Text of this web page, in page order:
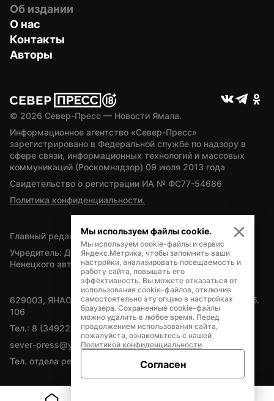
Об издании
О нас
Контакты
Авторы
© 2026 Север-Пресс — Новости Ямала.
Информационное агентство «Север-Пресс»
зарегистрировано в Федеральной службе по надзору в
сфере связи, информационных технологий и массовых
коммуникаций (Роскомнадзор) 09 июля 2013 года
Свидетельство о регистрации ИА № ФС77-54686
Политика конфиденциальности.
Главный редактор — А.Л. Поздеев
Учредитель: Департамент внутренней политики Ямало-
Ненецкого автономного округа
629003, ЯНАО, Салехард, мкр. Богдана Кнунянца, д.1, каб.
106
Тел.: 8 (34922) 71262
sever-press@yamal-media.ru
Тел. отдела рекламы: 8 (34922) 42728
Мы используем файлы cookie.
Мы используем cookie-файлы и сервис
Яндекс.Метрика, чтобы запомнить ваши
настройки, анализировать посещаемость и
работу сайта, повышать его
эффективность. Вы можете отказаться от
использования cookie-файлов, отключив
самостоятельно эту опцию в настройках
браузера. Сохраненные cookie-файлы
можно удалить в любое время. Перед
продолжением использования сайта,
пожалуйста, ознакомьтесь с нашей
Политикой конфиденциальности.
Согласен